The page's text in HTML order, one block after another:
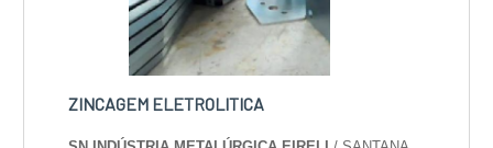
ZINCAGEM ELETROLITICA